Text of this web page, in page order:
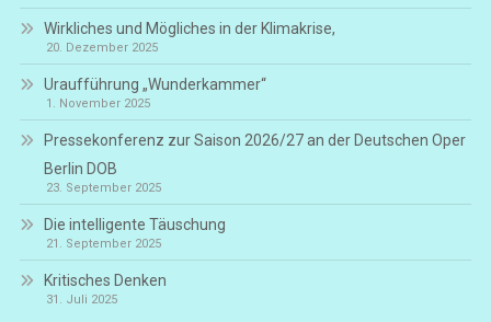
Wirkliches und Mögliches in der Klimakrise,
20. Dezember 2025
Uraufführung „Wunderkammer“
1. November 2025
Pressekonferenz zur Saison 2026/27 an der Deutschen Oper
Berlin DOB
23. September 2025
Die intelligente Täuschung
21. September 2025
Kritisches Denken
31. Juli 2025